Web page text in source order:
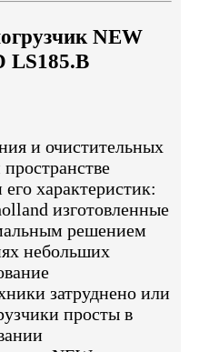
NEW
LS185.B
и очистительных
характеристик:
изготовленные
решением
небольших
затруднено или
просты в